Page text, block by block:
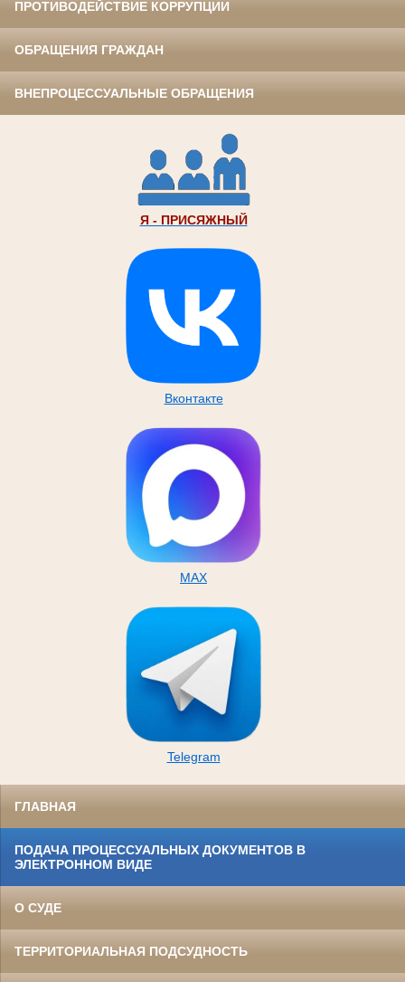
ПРОТИВОДЕЙСТВИЕ КОРРУПЦИИ
ОБРАЩЕНИЯ ГРАЖДАН
ВНЕПРОЦЕССУАЛЬНЫЕ ОБРАЩЕНИЯ
Я - ПРИСЯЖНЫЙ
Вконтакте
MAX
Telegram
ГЛАВНАЯ
ПОДАЧА ПРОЦЕССУАЛЬНЫХ ДОКУМЕНТОВ В
ЭЛЕКТРОННОМ ВИДЕ
О СУДЕ
ТЕРРИТОРИАЛЬНАЯ ПОДСУДНОСТЬ